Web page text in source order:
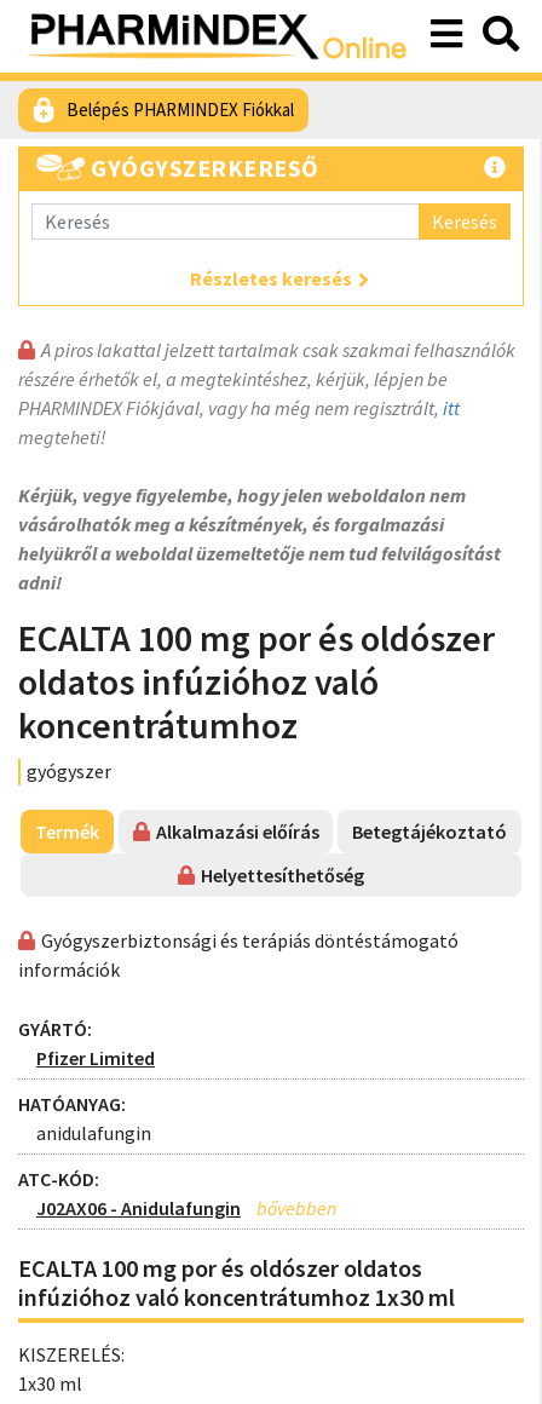
Belépés PHARMINDEX Fiókkal
GYÓGYSZERKERESŐ
Keresés
Részletes keresés
A piros lakattal jelzett tartalmak csak szakmai felhasználók
részére érhetők el, a megtekintéshez, kérjük, lépjen be
PHARMINDEX Fiókjával, vagy ha még nem regisztrált, itt
megteheti!
Kérjük, vegye figyelembe, hogy jelen weboldalon nem
vásárolhatók meg a készítmények, és forgalmazási
helyükről a weboldal üzemeltetője nem tud felvilágosítást
adni!
ECALTA 100 mg por és oldószer
oldatos infúzióhoz való
koncentrátumhoz
gyógyszer
Termék Alkalmazási előírás
Betegtájékoztató
Helyettesíthetőség
Gyógyszerbiztonsági és terápiás döntéstámogató
információk
GYÁRTÓ:
Pfizer Limited
HATÓANYAG:
anidulafungin
ATC-KÓD:
J02AX06 - Anidulafungin
ECALTA 100 mg por és oldószer oldatos
infúzióhoz való koncentrátumhoz 1x30 ml
KISZERELÉS:
1x30 ml